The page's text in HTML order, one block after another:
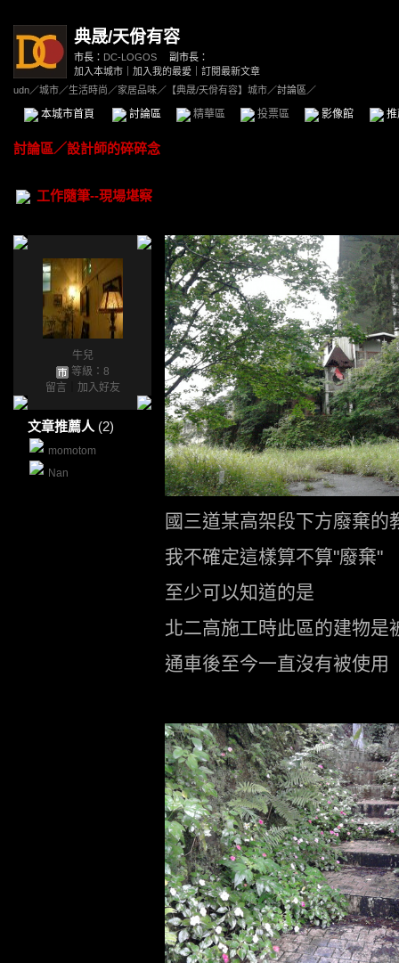
典晟/天佾有容
市長： DC-LOGOS
副市長：
加入本城市
加入我的最愛
訂閱最新文章
udn／城市／生活時尚 ／家居品味／ 【典晟/天佾有容】城市／討論區／
本城市首頁 討論區 精華區 投票區 影像館
討論區／設計師的碎碎念
工作隨筆--現場堪察
牛兒
等級：8
留言
加入好友
文章推薦人 (2)
momotom
Nan
國三道某高架段下方廢棄的
我不確定這樣算不算"廢棄"
至少可以知道的是
北二高施工時此區的建物是
通車後至今一直沒有被使用